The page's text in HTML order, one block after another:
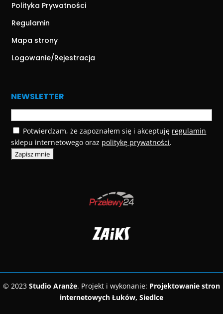
Polityka Prywatności
Regulamin
Mapa strony
Logowanie/Rejestracja
NEWSLETTER
Potwierdzam, że zapoznałem się i akceptuję regulamin
sklepu internetowego oraz politykę prywatności.
© 2023 Studio Aranże. Projekt i wykonanie: Projektowanie stron
internetowych Łuków, Siedlce